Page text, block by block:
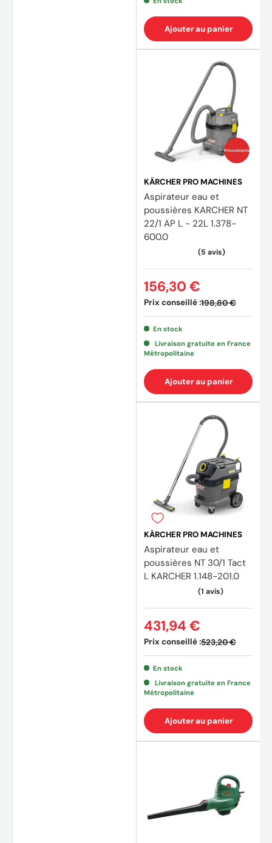
Ajouter au panier
Prix coûtants
KÄRCHER PRO MACHINES
Aspirateur eau et
poussières KARCHER NT
22/1 AP L - 22L 1.378-
600.0
Prix conseillé :198,80 €
156,30 €
En stock
Livraison gratuite en France
Métropolitaine
Ajouter au panier
KÄRCHER PRO MACHINES
Aspirateur eau et
poussières NT 30/1 Tact
L KARCHER 1.148-201.0
Prix conseillé :523,20 €
431,94 €
En stock
Livraison gratuite en France
Métropolitaine
Ajouter au panier